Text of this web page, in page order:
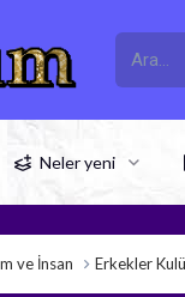
Neler yeni
ve İnsan Erkekler